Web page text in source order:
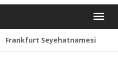
Frankfurt Seyehatnamesi